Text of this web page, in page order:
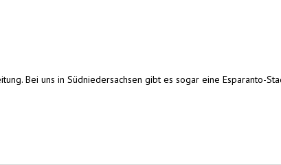
Bei uns in Südniedersachsen gibt es sogar eine Esparanto-